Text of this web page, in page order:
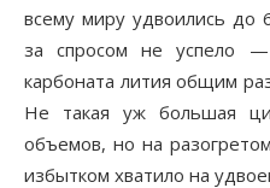
всему миру удвоились
за спросом не успело
карбоната лития общим
Не такая уж большая
объемов, но на
избытком хватило на